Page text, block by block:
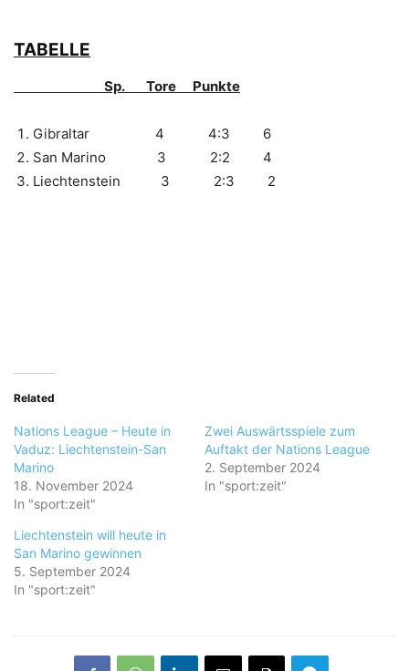
TABELLE
Sp. Tore Punkte
Gibraltar 4 4:3 6
San Marino 3 2:2 4
Liechtenstein 3 2:3 2
Related
Nations League – Heute in
Vaduz: Liechtenstein-San
Marino
18. November 2024
In "sport:zeit"
Zwei Auswärtsspiele zum
Auftakt der Nations League
2. September 2024
In "sport:zeit"
Liechtenstein will heute in
San Marino gewinnen
5. September 2024
In "sport:zeit"